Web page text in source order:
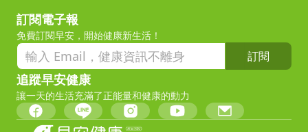
訂閱電子報
免費訂閱早安，開始健康新生活！
訂閱
追蹤早安健康
讓一天的生活充滿了正能量和健康的動力